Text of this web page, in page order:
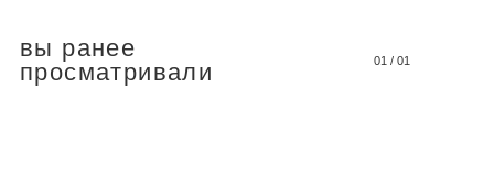
вы ранее
просматривали
01 / 01